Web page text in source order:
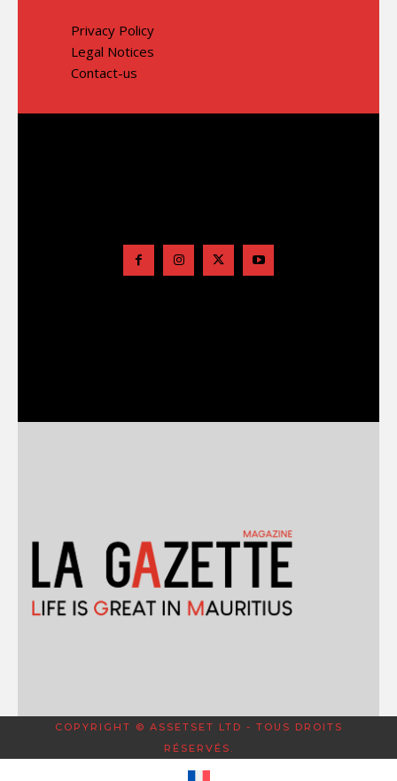
Privacy Policy
Legal Notices
Contact-us
COPYRIGHT © ASSETSET LTD - TOUS DROITS
RÉSERVÉS.